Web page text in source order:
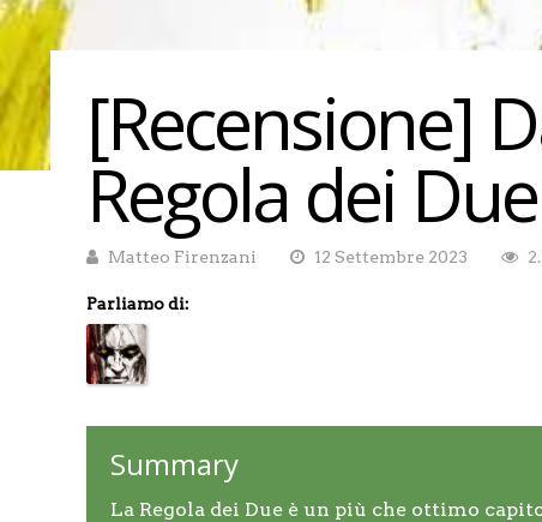
[Recensione]
Regola dei Due
Matteo Firenzani 12 Settembre 2023
Parliamo di:
Summary
La Regola dei Due è un più che ottimo